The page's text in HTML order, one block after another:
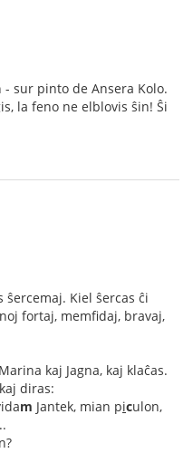
sur pinto de Ansera Kolo.
la feno ne elblovis ŝin! Ŝi
Kiel ŝercas ĉi
fortaj, memfidaj, bravaj,
kaj Jagna, kaj klaĉas.
diras:
m Jantek, mian piculon,